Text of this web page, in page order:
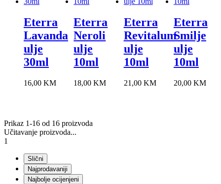
Eterra
Lavanda
ulje
30ml
16,00 KM
Eterra
Neroli
ulje
10ml
18,00KM
Eterra
Revitalum
ulje
10ml
21,00 KM
Eterra
Smilje
ulje
10ml
20,00 KM
Prikaz 1-16 od 16 proizvoda
Učitavanje proizvoda...
1
Slični
Najprodavaniji
Najbolje ocijenjeni